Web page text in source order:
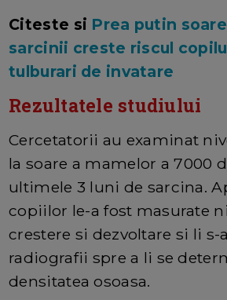
Citeste si Prea putin
sarcinii creste riscul
tulburari de invatare
Rezultatele studiului
Cercetatorii au examinat
la soare a mamelor a 7000
ultimele 3 luni de sarcina.
copiilor le-a fost masurate
crestere si dezvoltare si li s-
radiografii spre a li se
densitatea osoasa.